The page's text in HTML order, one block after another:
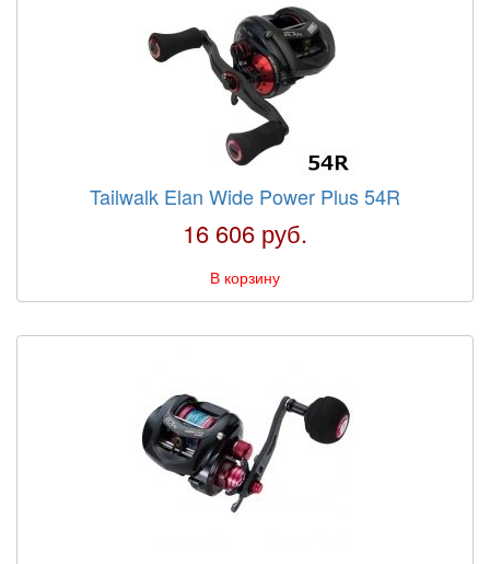
Tailwalk Elan Wide Power Plus 54R
16 606 руб.
В корзину